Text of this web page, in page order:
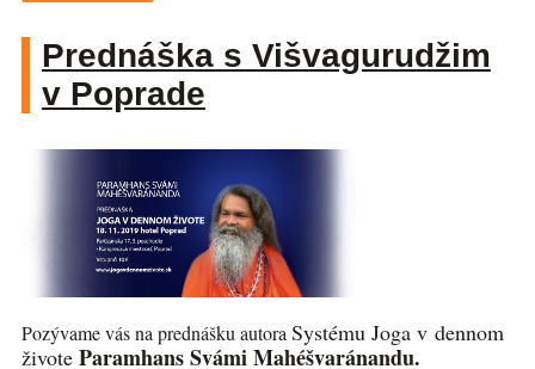
Prednáška s Višvagurudžim
v Poprade
Pozývame vás na prednášku autora Systému Joga v dennom
živote Paramhans Svámi Mahéšvaránandu.